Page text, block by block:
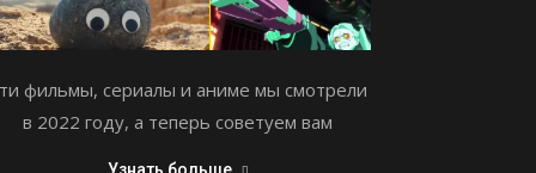
фильмы, сериалы и аниме мы смотрели
в 2022 году, а теперь советуем вам